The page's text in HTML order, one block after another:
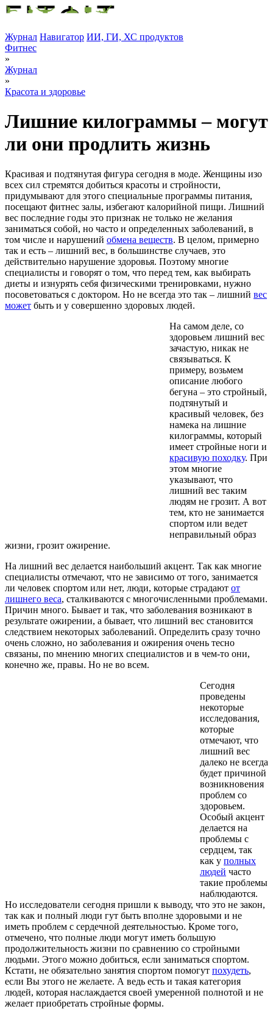
Журнал Навигатор ИИ, ГИ, ХС продуктов
Фитнес
»
Журнал
»
Красота и здоровье
Лишние килограммы – могут
ли они продлить жизнь
Красивая и подтянутая фигура сегодня в моде. Женщины изо
всех сил стремятся добиться красоты и стройности,
придумывают для этого специальные программы питания,
посещают фитнес залы, избегают калорийной пищи. Лишний
вес последние годы это признак не только не желания
заниматься собой, но часто и определенных заболеваний, в
том числе и нарушений обмена веществ. В целом, примерно
так и есть – лишний вес, в большинстве случаев, это
действительно нарушение здоровья. Поэтому многие
специалисты и говорят о том, что перед тем, как выбирать
диеты и изнурять себя физическими тренировками, нужно
посоветоваться с доктором. Но не всегда это так – лишний вес
может быть и у совершенно здоровых людей.
На самом деле, со
здоровьем лишний вес
зачастую, никак не
связываться. К
примеру, возьмем
описание любого
бегуна – это стройный,
подтянутый и
красивый человек, без
намека на лишние
килограммы, который
имеет стройные ноги и
красивую походку. При
этом многие
указывают, что
лишний вес таким
людям не грозит. А вот
тем, кто не занимается
спортом или ведет
неправильный образ
жизни, грозит ожирение.
На лишний вес делается наибольший акцент. Так как многие
специалисты отмечают, что не зависимо от того, занимается
ли человек спортом или нет, люди, которые страдают от
лишнего веса, сталкиваются с многочисленными проблемами.
Причин много. Бывает и так, что заболевания возникают в
результате ожирении, а бывает, что лишний вес становится
следствием некоторых заболеваний. Определить сразу точно
очень сложно, но заболевания и ожирения очень тесно
связаны, по мнению многих специалистов и в чем-то они,
конечно же, правы. Но не во всем.
Сегодня
проведены
некоторые
исследования,
которые
отмечают, что
лишний вес
далеко не всегда
будет причиной
возникновения
проблем со
здоровьем.
Особый акцент
делается на
проблемы с
сердцем, так
как у полных
людей часто
такие проблемы
наблюдаются.
Но исследователи сегодня пришли к выводу, что это не закон,
так как и полный люди гут быть вполне здоровыми и не
иметь проблем с сердечной деятельностью. Кроме того,
отмечено, что полные люди могут иметь большую
продолжительность жизни по сравнению со стройными
людьми. Этого можно добиться, если заниматься спортом.
Кстати, не обязательно занятия спортом помогут похудеть,
если Вы этого не желаете. А ведь есть и такая категория
людей, которая наслаждается своей умеренной полнотой и не
желает приобретать стройные формы.